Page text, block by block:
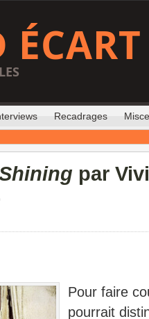
ÉCART
Recadrages
par
Pour faire
pourrait